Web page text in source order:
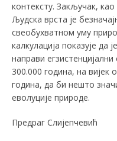
контексту. Закључак,
Људска врста је
свеобухватном уму
калкулација показује да
направи
300.000 година, на вијек
година, да би нешто
еволуције природе.
Предраг Слијепчевић